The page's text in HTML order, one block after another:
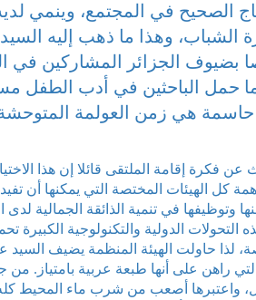
الصحيح في المجتمع، وينمي
وهذا ما ذهب إليه السيد
بضيوف الجزائر المشاركين في
حمل الباحثين في أدب الطفل
هي زمن العولمة المتوحشة،
إقامة الملتقى قائلا إن هذا
كل الهيئات المختصة التي يمكنها أن
وتوظيفها في تنمية الذائقة
التحولات الدولية والتكنولوجية الكبيرة
لذا حاولت الهيئة المنظمة يضيف
راهن على أنها طبعة عربية بامتياز. من
واعتبرها أصعب من شرب ماء المحيط كله،